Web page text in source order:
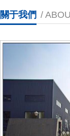
關于我們 /